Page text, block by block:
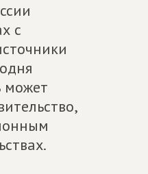
с
может